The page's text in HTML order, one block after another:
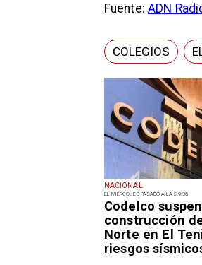
NACIONAL
EL MIÉRCOLES PASADO A LAS 9:35
Codelco
construcción
Norte en El
riesgos
Fuente:ADN
COLEGIOS